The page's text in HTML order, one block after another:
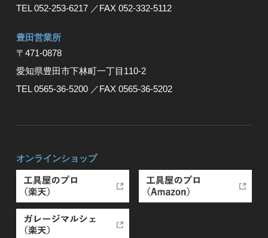
TEL 052-253-6217 ／FAX 052-332-5112
豊⽥営業所
〒471-0878
愛知県豊⽥市下林町⼀丁⽬110-2
TEL 0565-36-5200 ／FAX 0565-36-5202
オンラインショップ